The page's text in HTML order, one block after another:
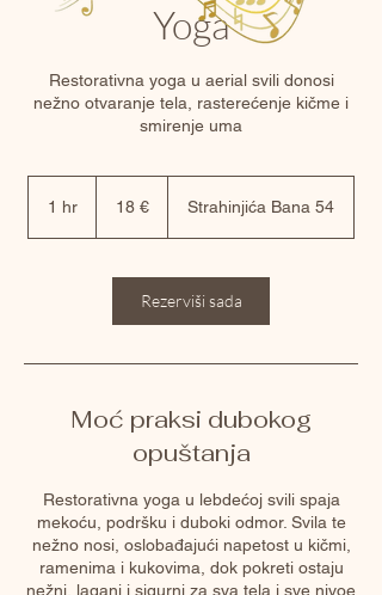
Yoga
Restorativna yoga u aerial svili donosi
nežno otvaranje tela, rasterećenje kičme i
smirenje uma
1 hr 18 € Strahinjića Bana 54
Rezerviši sada
Moć praksi dubokog
opuštanja
Restorativna yoga u lebdećoj svili spaja
mekoću, podršku i duboki odmor. Svila te
nežno nosi, oslobađajući napetost u kičmi,
ramenima i kukovima, dok pokreti ostaju
nežni, lagani i sigurni za sva tela i sve nivoe